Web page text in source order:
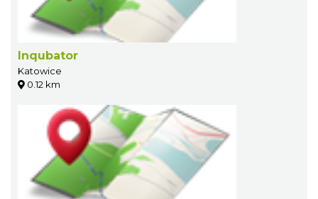
Inqubator
Katowice
0.12 km